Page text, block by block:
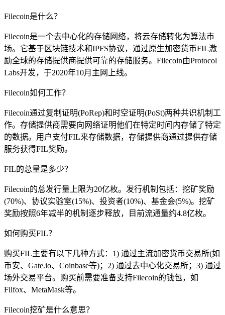
Filecoin是什么？
Filecoin是一个去中心化的存储网络，将云存储转化为算法市
场。它基于区块链技术和IPFS协议，通过原生加密货币FIL激
励全球的存储提供商提供可靠的存储服务。Filecoin由Protocol
Labs开发，于2020年10月主网上线。
Filecoin如何工作？
Filecoin通过复制证明(PoRep)和时空证明(PoSt)两种共识机制工
作。存储提供商需要向网络证明他们在特定时间内存储了特定
的数据。用户支付FIL来存储数据，存储提供商通过提供存储
服务获得FIL奖励。
FIL的总量是多少？
Filecoin的总发行量上限为20亿枚。发行机制包括：挖矿奖励
(70%)、协议实验室(15%)、投资者(10%)、基金会(5%)。挖矿
奖励按照6年减半的机制逐步释放，目前流通量约4.8亿枚。
如何购买FIL？
购买FIL主要有以下几种方式：1) 通过主流加密货币交易所(如
币安、Gate.io、Coinbase等)；2) 通过去中心化交易所；3) 通过
场外交易平台。购买前需要准备支持Filecoin的钱包，如
Filfox、MetaMask等。
Filecoin挖矿是什么意思？